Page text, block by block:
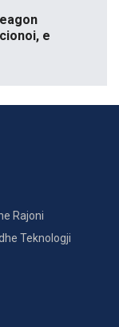
e
Rajoni
Teknologji